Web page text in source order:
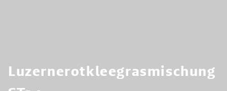
Luzernerotkleegrasmischung